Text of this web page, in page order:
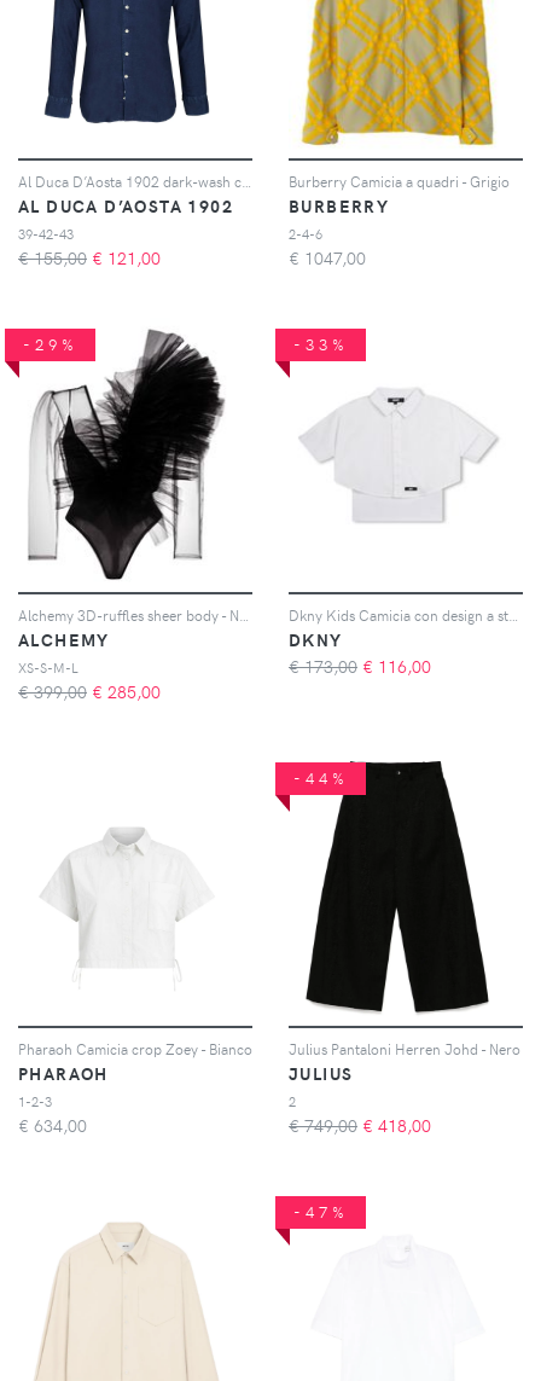
AL DUCA D’AOSTA 1902
39-42-43
€ 155,00 € 121,00
Burberry Camicia a quadri - Grigio
BURBERRY
2-4-6
€ 1047,00
-29%
ALCHEMY
XS-S-M-L
€ 399,00 € 285,00
-33%
DKNY
€ 173,00 € 116,00
Pharaoh Camicia crop Zoey - Bianco
PHARAOH
1-2-3
€ 634,00
-44%
Julius Pantaloni Herren Johd - Nero
JULIUS
2
€ 749,00 € 418,00
-47%